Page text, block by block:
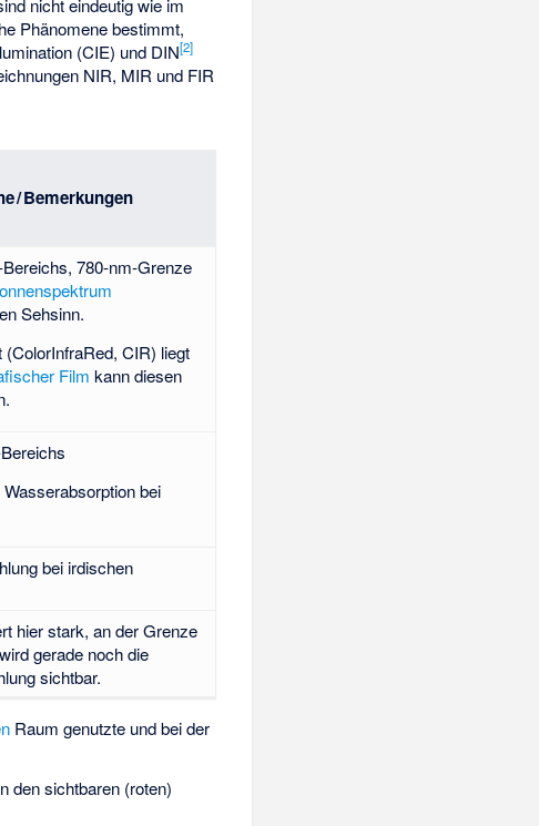
nicht eindeutig wie im
Phänomene bestimmt,
(CIE) und DIN[2]
NIR, MIR und FIR
/ Bemerkungen
780-nm-Grenze
Sehsinn.
CIR) liegt
Film kann diesen
bei
bei irdischen
hier stark, an der Grenze
gerade noch die
sichtbar.
Raum genutzte und bei der
den sichtbaren (roten)